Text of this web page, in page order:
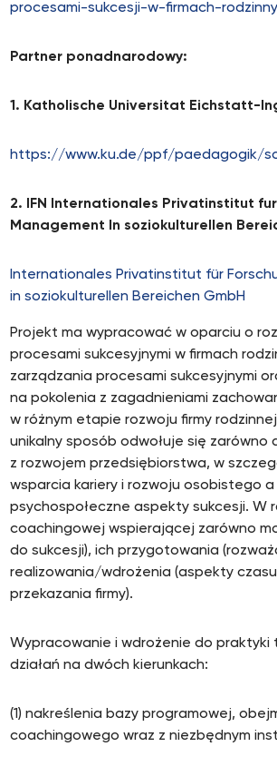
procesami-sukcesji-w-firmach-
Partner ponadnarodowy:
1. Katholische Universitat Eichstatt-
https://www.ku.de/ppf/paedagogik/
2. IFN Internationales Privatinstitut
Management In soziokulturellen
Internationales Privatinstitut für
in soziokulturellen Bereichen GmbH
Projekt ma wypracować w oparciu o
procesami sukcesyjnymi w firmach
zarządzania procesami sukcesyjnymi
na pokolenia z zagadnieniami
w różnym etapie rozwoju firmy
unikalny sposób odwołuje się
z rozwojem przedsiębiorstwa, w
wsparcia kariery i rozwoju osobistego
psychospołeczne aspekty sukcesji.
coachingowej wspierającej zarówno
do sukcesji), ich przygotowania
realizowania/wdrożenia (aspekty
przekazania firmy).
Wypracowanie i wdrożenie do
działań na dwóch kierunkach:
(1) nakreślenia bazy programowej,
coachingowego wraz z niezbędnym